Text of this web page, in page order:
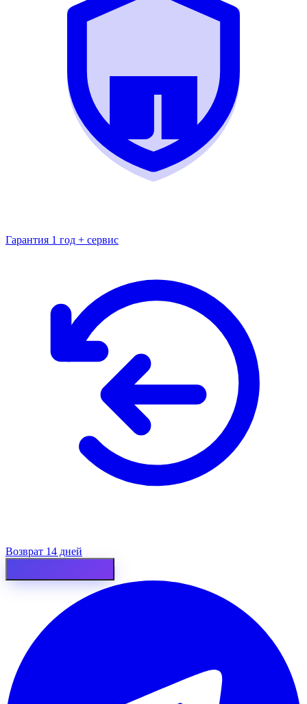
Гарантия 1 год + сервис
Возврат 14 дней